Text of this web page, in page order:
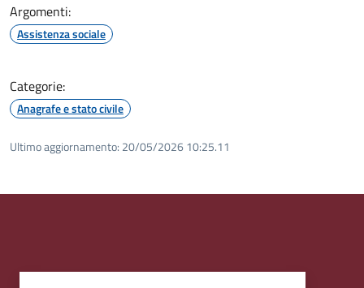
Argomenti:
Assistenza sociale
Categorie:
Anagrafe e stato civile
Ultimo aggiornamento: 20/05/2026 10:25.11